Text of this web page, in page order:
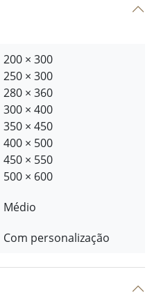
200 × 300
250 × 300
280 × 360
300 × 400
350 × 450
400 × 500
450 × 550
500 × 600
Médio
Com personalização